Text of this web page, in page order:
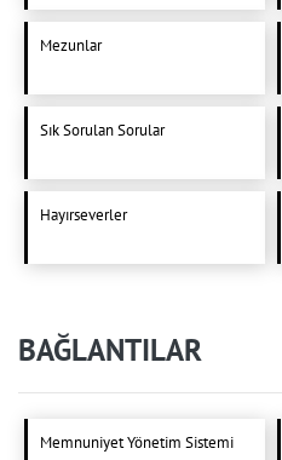
Mezunlar
Sık Sorulan Sorular
Hayırseverler
BAĞLANTILAR
Memnuniyet Yönetim Sistemi